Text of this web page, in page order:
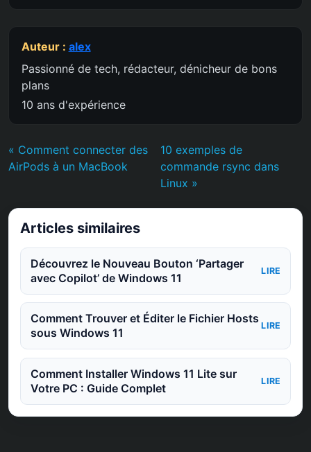
Auteur : alex
Passionné de tech, rédacteur, dénicheur de bons
plans
10 ans d'expérience
« Comment connecter des
AirPods à un MacBook
10 exemples de
commande rsync dans
Linux »
Articles similaires
Découvrez le Nouveau Bouton ‘Partager
avec Copilot’ de Windows 11
LIRE
Comment Trouver et Éditer le Fichier Hosts
sous Windows 11
LIRE
Comment Installer Windows 11 Lite sur
Votre PC : Guide Complet
LIRE